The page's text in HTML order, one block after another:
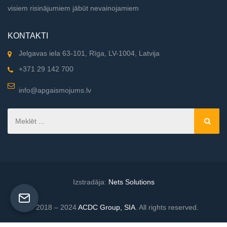
visiem risinājumiem jābūt nevainojamiem
KONTAKTI
Jelgavas iela 63-101, Rīga, LV-1004, Latvija
+371 29 142 700
info@apgaismojums.lv
Izstradāja: Nets Solutions
© 2018 – 2024ACDC Group, SIA. All rights reserved.